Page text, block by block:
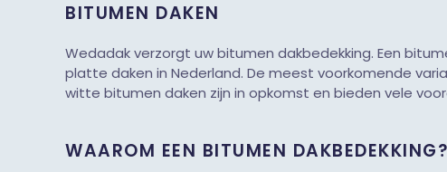
BITUMEN DAKEN
Wedadak verzorgt uw bitumen dakbedekking. Een
platte daken in Nederland. De meest voorkomende
witte bitumen daken zijn in opkomst en bieden vele
WAAROM EEN BITUMEN DAKBEDEKKING?